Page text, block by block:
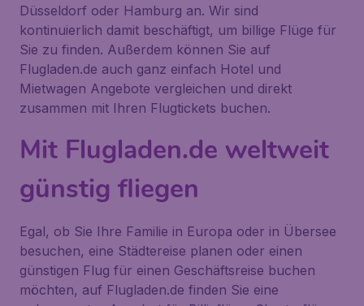
Düsseldorf oder Hamburg an. Wir sind
kontinuierlich damit beschäftigt, um billige Flüge für
Sie zu finden. Außerdem können Sie auf
Flugladen.de auch ganz einfach Hotel und
Mietwagen Angebote vergleichen und direkt
zusammen mit Ihren Flugtickets buchen.
Mit Flugladen.de weltweit
günstig fliegen
Egal, ob Sie Ihre Familie in Europa oder in Übersee
besuchen, eine Städtereise planen oder einen
günstigen Flug für einen Geschäftsreise buchen
möchten, auf Flugladen.de finden Sie eine